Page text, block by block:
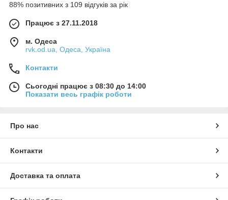
88% позитивних з 109 відгуків за рік
Працює з 27.11.2018
м. Одеса
rvk.od.ua, Одеса, Україна
Контакти
Сьогодні працює з 08:30 до 14:00
Показати весь графік роботи
Про нас
Контакти
Доставка та оплата